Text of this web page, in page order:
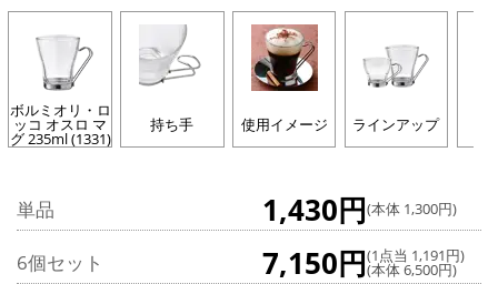
ボルミオリ・ロ
ッコ オスロ マ
グ 235ml (1331)
持ち手 使用イメージ ラインアップ
単品 1,430円(本体 1,300円)
6個セット 7,150円(1点当 1,191円)
(本体 6,500円)